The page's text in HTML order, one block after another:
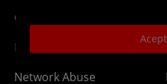
Gift Cards
Newsletter
Network Abuse